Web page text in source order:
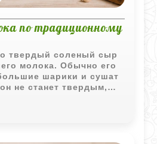
по традиционному
твердый соленый сыр
молока. Обычно его
шарики и сушат
не станет твердым,
есть просто так
другим блюдам.